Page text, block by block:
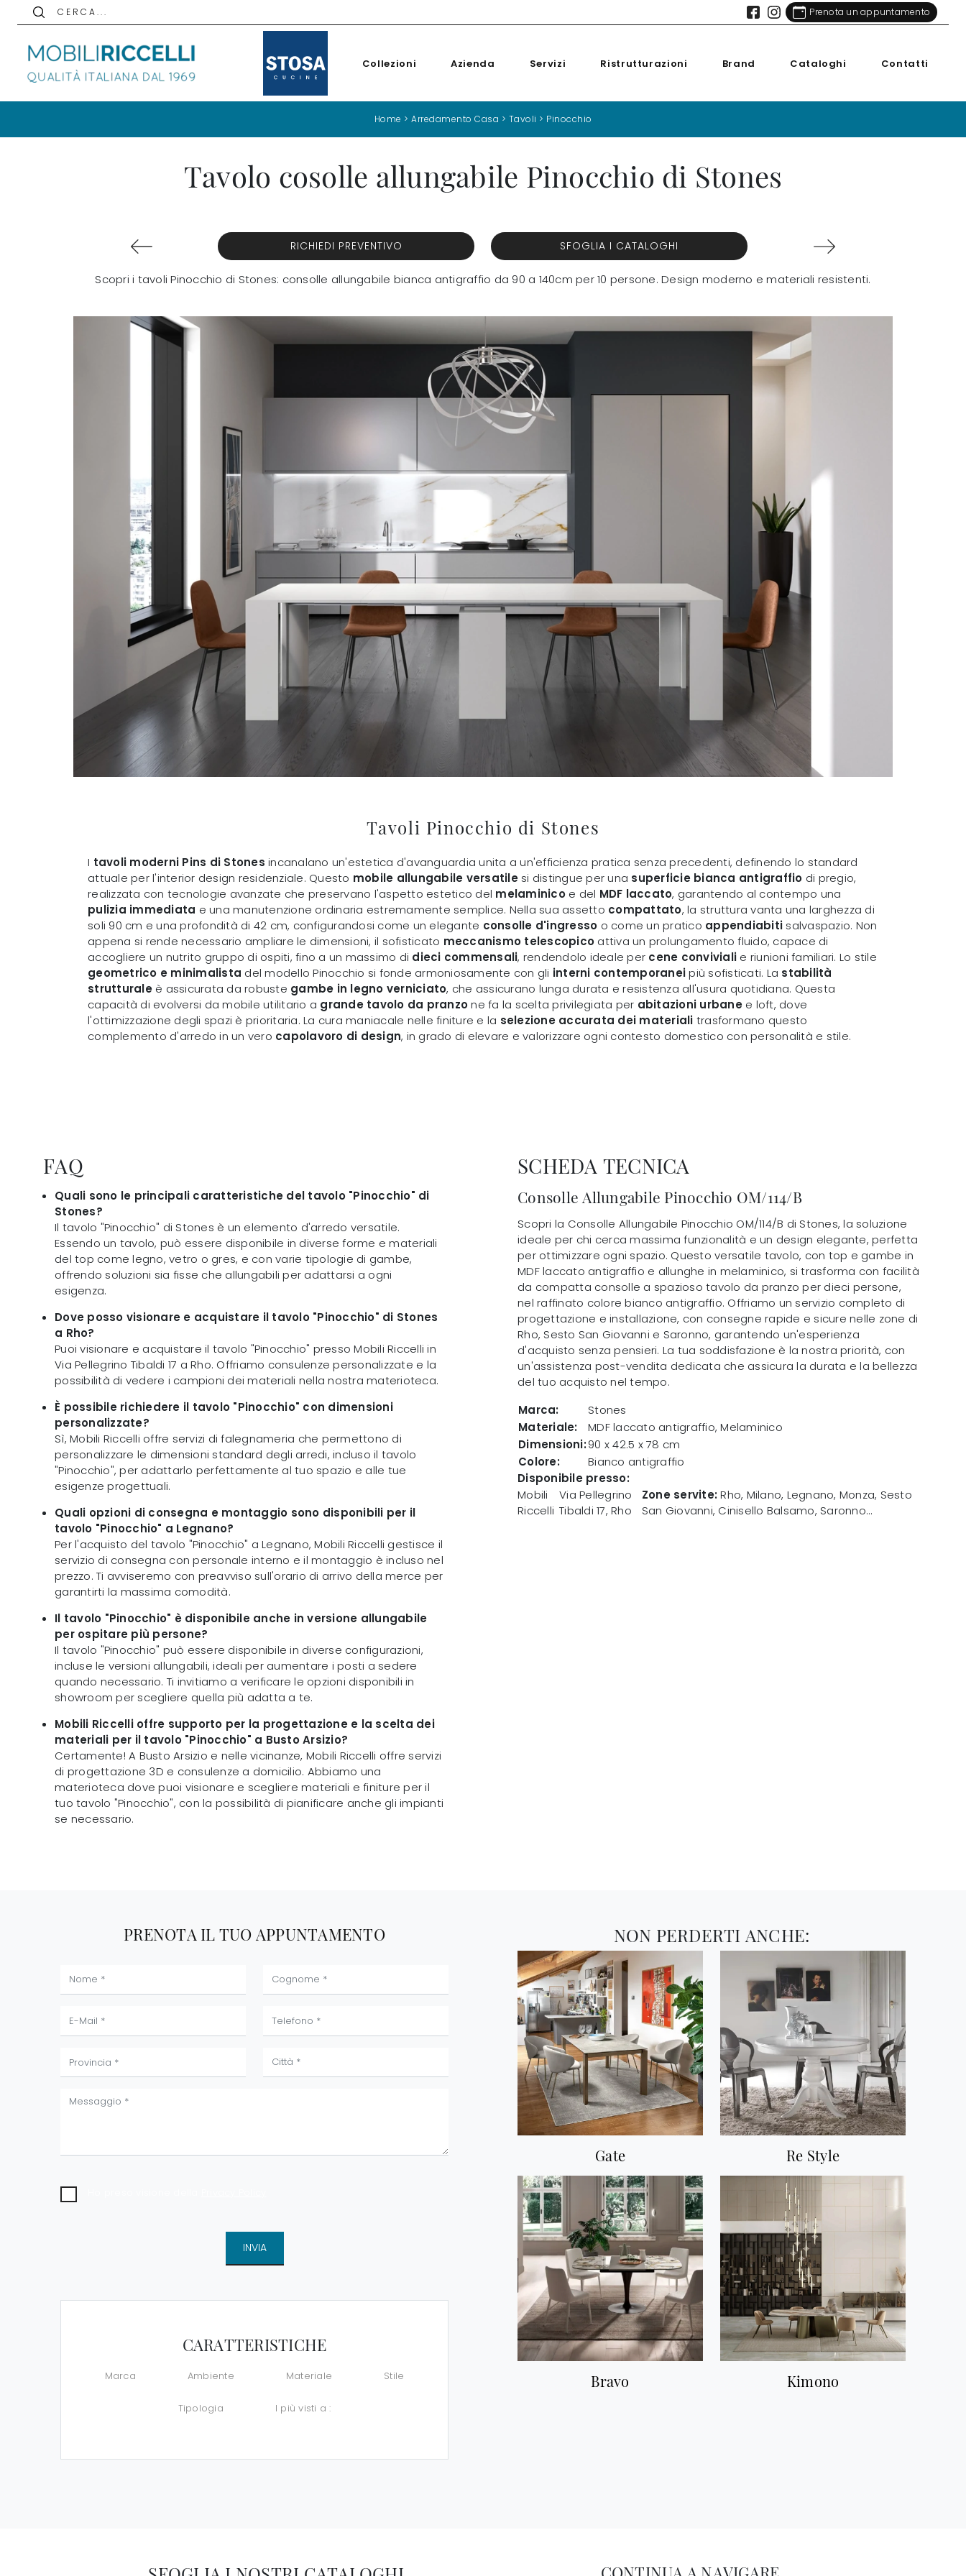
C E R C A . . . Prenota un appuntamento
Collezioni Azienda Servizi Ristrutturazioni Brand Cataloghi Contatti
Home > Arredamento Casa > Tavoli > Pinocchio
Tavolo cosolle allungabile Pinocchio di Stones
RICHIEDI PREVENTIVO SFOGLIA I CATALOGHI
Scopri i tavoli Pinocchio di Stones: consolle allungabile bianca antigraffio da 90 a 140cm per 10 persone. Design moderno e materiali resistenti.
Tavoli Pinocchio di Stones
I tavoli moderni Pins di Stones incanalano un'estetica d'avanguardia unita a un'efficienza pratica senza precedenti, definendo lo standard
attuale per l'interior design residenziale. Questo mobile allungabile versatilesi distingue per una superficie bianca antigraffio di pregio,
realizzata con tecnologie avanzate che preservano l'aspetto estetico del melaminicoe del MDF laccato, garantendo al contempo una
pulizia immediata e una manutenzione ordinaria estremamente semplice. Nella sua assetto compattato, la struttura vanta una larghezza di
soli 90 cm e una profondità di 42 cm, configurandosi come un elegante consolle d'ingresso o come un pratico appendiabiti salvaspazio. Non
appena si rende necessario ampliare le dimensioni, il sofisticato meccanismo telescopico attiva un prolungamento fluido, capace di
accogliere un nutrito gruppo di ospiti, fino a un massimo di dieci commensali, rendendolo ideale per cene conviviali e riunioni familiari. Lo stile
geometrico e minimalista del modello Pinocchio si fonde armoniosamente con gli interni contemporaneipiù sofisticati. La stabilità
strutturaleè assicurata da robuste gambe in legno verniciato, che assicurano lunga durata e resistenza all'usura quotidiana. Questa
capacità di evolversi da mobile utilitario a grande tavolo da pranzone fa la scelta privilegiata per abitazioni urbanee loft, dove
l'ottimizzazione degli spazi è prioritaria. La cura maniacale nelle finiture e la selezione accurata dei materiali trasformano questo
complemento d'arredo in un vero capolavoro di design, in grado di elevare e valorizzare ogni contesto domestico con personalità e stile.
FAQ
Quali sono le principali caratteristiche del tavolo "Pinocchio" di
Stones?
Il tavolo "Pinocchio" di Stones è un elemento d'arredo versatile.
Essendo un tavolo, può essere disponibile in diverse forme e materiali
del top come legno, vetro o gres, e con varie tipologie di gambe,
offrendo soluzioni sia fisse che allungabili per adattarsi a ogni
esigenza.
Dove posso visionare e acquistare il tavolo "Pinocchio" di Stones
a Rho?
Puoi visionare e acquistare il tavolo "Pinocchio" presso Mobili Riccelli in
Via Pellegrino Tibaldi 17 a Rho. Offriamo consulenze personalizzate e la
possibilità di vedere i campioni dei materiali nella nostra materioteca.
È possibile richiedere il tavolo "Pinocchio" con dimensioni
personalizzate?
Sì, Mobili Riccelli offre servizi di falegnameria che permettono di
personalizzare le dimensioni standard degli arredi, incluso il tavolo
"Pinocchio", per adattarlo perfettamente al tuo spazio e alle tue
esigenze progettuali.
Quali opzioni di consegna e montaggio sono disponibili per il
tavolo "Pinocchio" a Legnano?
Per l'acquisto del tavolo "Pinocchio" a Legnano, Mobili Riccelli gestisce il
servizio di consegna con personale interno e il montaggio è incluso nel
prezzo. Ti avviseremo con preavviso sull'orario di arrivo della merce per
garantirti la massima comodità.
Il tavolo "Pinocchio" è disponibile anche in versione allungabile
per ospitare più persone?
Il tavolo "Pinocchio" può essere disponibile in diverse configurazioni,
incluse le versioni allungabili, ideali per aumentare i posti a sedere
quando necessario. Ti invitiamo a verificare le opzioni disponibili in
showroom per scegliere quella più adatta a te.
Mobili Riccelli offre supporto per la progettazione e la scelta dei
materiali per il tavolo "Pinocchio" a Busto Arsizio?
Certamente! A Busto Arsizio e nelle vicinanze, Mobili Riccelli offre servizi
di progettazione 3D e consulenze a domicilio. Abbiamo una
materioteca dove puoi visionare e scegliere materiali e finiture per il
tuo tavolo "Pinocchio", con la possibilità di pianificare anche gli impianti
se necessario.
SCHEDA TECNICA
Consolle Allungabile Pinocchio OM/114/B
Scopri la Consolle Allungabile Pinocchio OM/114/B di Stones, la soluzione
ideale per chi cerca massima funzionalità e un design elegante, perfetta
per ottimizzare ogni spazio. Questo versatile tavolo, con top e gambe in
MDF laccato antigraffio e allunghe in melaminico, si trasforma con facilità
da compatta consolle a spazioso tavolo da pranzo per dieci persone,
nel raffinato colore bianco antigraffio. Offriamo un servizio completo di
progettazione e installazione, con consegne rapide e sicure nelle zone di
Rho, Sesto San Giovanni e Saronno, garantendo un'esperienza
d'acquisto senza pensieri. La tua soddisfazione è la nostra priorità, con
un'assistenza post-vendita dedicata che assicura la durata e la bellezza
del tuo acquisto nel tempo.
Marca:
Stones
Materiale:
MDF laccato antigraffio, Melaminico
Dimensioni:90 x 42.5 x 78 cm
Colore:
Bianco antigraffio
Disponibile presso:
Mobili
Riccelli
Via Pellegrino
Tibaldi 17,Rho
Zone servite:Rho, Milano, Legnano, Monza, Sesto
San Giovanni, Cinisello Balsamo, Saronno...
PRENOTA IL TUO APPUNTAMENTO
INVIA
CARATTERISTICHE
Marca Ambiente Materiale Stile
Tipologia I più visti a :
NON PERDERTI ANCHE:
Gate Re Style
Bravo Kimono